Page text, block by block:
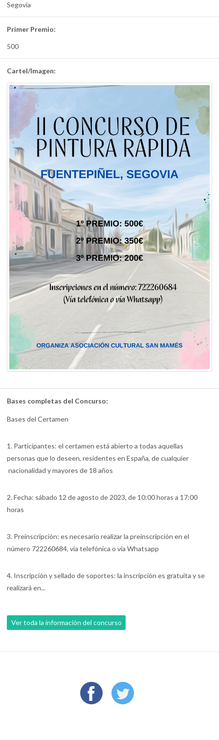
Segovia
Primer Premio:
500
Cartel/Imagen:
Bases completas del Concurso:
Bases del Certamen
1. Participantes: el certamen está abierto a todas aquellas
personas que lo deseen, residentes en España, de cualquier
nacionalidad y mayores de 18 años
2. Fecha: sábado 12 de agosto de 2023, de 10:00 horas a 17:00
horas
3. Preinscripción: es necesario realizar la preinscripción en el
número 722260684, vía telefónica o vía Whatsapp
4. Inscripción y sellado de soportes: la inscripción es gratuita y se
realizará en...
Ver toda la información del concurso